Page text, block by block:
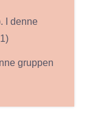
I denne
gruppen